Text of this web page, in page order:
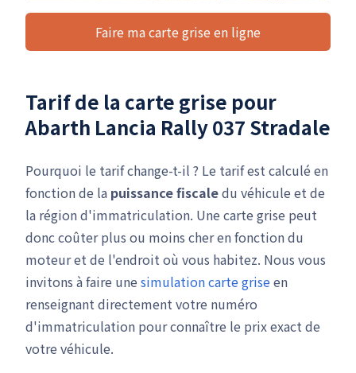
Faire ma carte grise en ligne
Tarif de la carte grise pour
Abarth Lancia Rally 037 Stradale
Pourquoi le tarif change-t-il ? Le tarif est calculé en
fonction de la puissance fiscaledu véhicule et de
la région d'immatriculation. Une carte grise peut
donc coûter plus ou moins cher en fonction du
moteur et de l'endroit où vous habitez. Nous vous
invitons à faire une simulation carte griseen
renseignant directement votre numéro
d'immatriculation pour connaître le prix exact de
votre véhicule.